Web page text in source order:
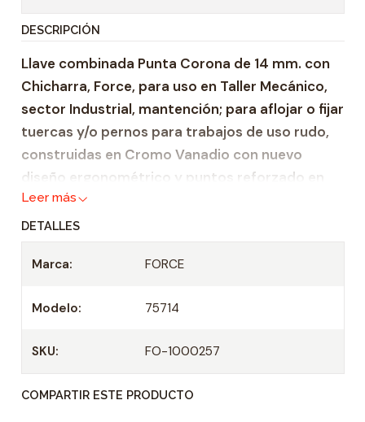
i
d
a
d
DESCRIPCIÓN
Llave combinada Punta Corona de 14 mm. con
Chicharra, Force, para uso en Taller Mecánico,
sector Industrial, mantención; para aflojar o fijar
tuercas y/o pernos para trabajos de uso rudo,
construidas en Cromo Vanadio con nuevo
diseño ergonométrico y puntos reforzado en
donde se ejerce mayor fuerza.
Características:
24 mm.
vanadio.
Esbelta y con paredes delgadas, corona con
Leer más
DETALLES
Marca: FORCE
Modelo: 75714
SKU: FO-1000257
COMPARTIR ESTE PRODUCTO